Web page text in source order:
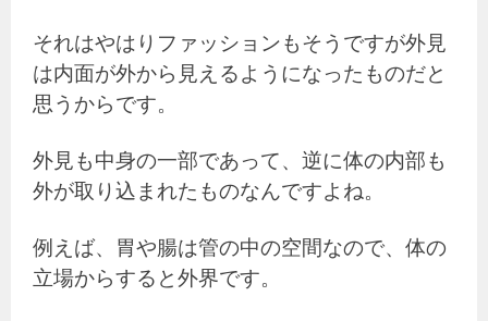
それはやはりファッションもそうですが外見
は内面が外から見えるようになったものだと
思うからです。
外見も中身の一部であって、逆に体の内部も
外が取り込まれたものなんですよね。
例えば、胃や腸は管の中の空間なので、体の
立場からすると外界です。